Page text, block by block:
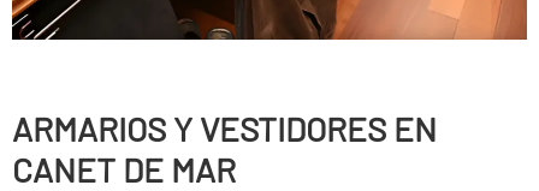
ARMARIOS Y VESTIDORES EN
CANET DE MAR